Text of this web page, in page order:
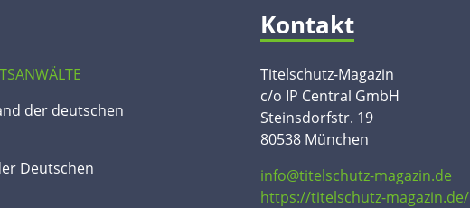
der deutschen
Deutschen
Kontakt
Titelschutz-Magazin
c/o IP Central GmbH
Steinsdorfstr. 19
80538 München
info@titelschutz-magazin.de
https://titelschutz-magazin.de/